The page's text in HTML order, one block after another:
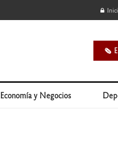
🗞️
Economía y Negocios